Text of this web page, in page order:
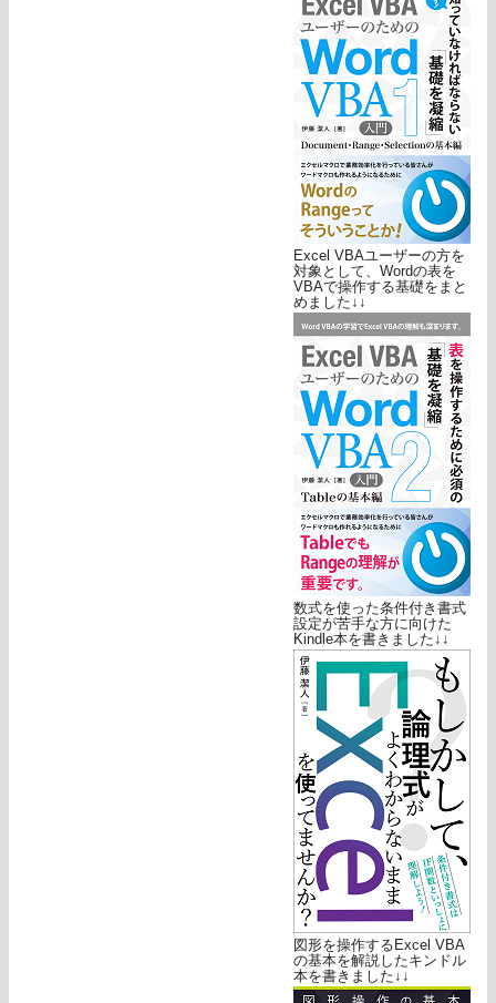
Excel VBAユーザーの方を
対象として、Wordの表を
VBAで操作する基礎をまと
めました↓↓
数式を使った条件付き書式
設定が苦手な方に向けた
Kindle本を書きました↓↓
図形を操作するExcel VBA
の基本を解説したキンドル
本を書きました↓↓